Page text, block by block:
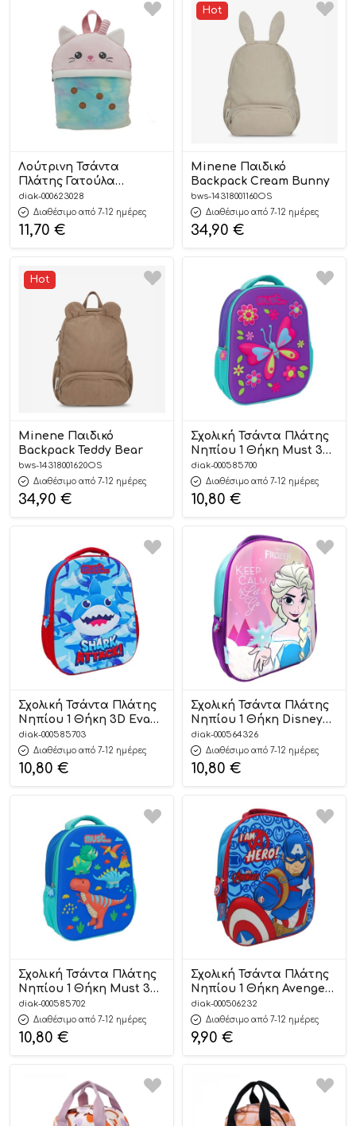
Λούτρινη Τσάντα
Πλάτης Γατούλα
Squishcuties (33cm) |
Luna 5205698770838
diak-000623028
Διαθέσιμο από 7-12 ημέρες
11,70 €
Hot
Minene Παιδικό
Backpack Cream Bunny
bws-14318001160OS
Διαθέσιμο από 7-12 ημέρες
34,90 €
Hot
Minene Παιδικό
Backpack Teddy Bear
bws-14318001620OS
Διαθέσιμο από 7-12 ημέρες
34,90 €
Σχολική Τσάντα Πλάτης
Νηπίου 1 Θήκη Must 3D
Eva Butterfly
(26x10x32εκ)
5205698670831
diak-000585700
Διαθέσιμο από 7-12 ημέρες
10,80 €
Σχολική Τσάντα Πλάτης
Νηπίου 1 Θήκη 3D Eva
Shark Attack Must
(26x10x32εκ)
5205698670893
diak-000585703
Διαθέσιμο από 7-12 ημέρες
10,80 €
Σχολική Τσάντα Πλάτης
Νηπίου 1 Θήκη Disney
Frozen Keep Calm And
Let It Go Must
(26x10x32εκ)
5205698666056
diak-000564326
Διαθέσιμο από 7-12 ημέρες
10,80 €
Σχολική Τσάντα Πλάτης
Νηπίου 1 Θήκη Must 3D
Eva Dino (26x10x32εκ)
5205698670879
diak-000585702
Διαθέσιμο από 7-12 ημέρες
10,80 €
Σχολική Τσάντα Πλάτης
Νηπίου 1 Θήκη Avengers
I am A Hero Must 3D Eva
(26x10x32εκ)
5205698666032
diak-000506232
Διαθέσιμο από 7-12 ημέρες
9,90 €